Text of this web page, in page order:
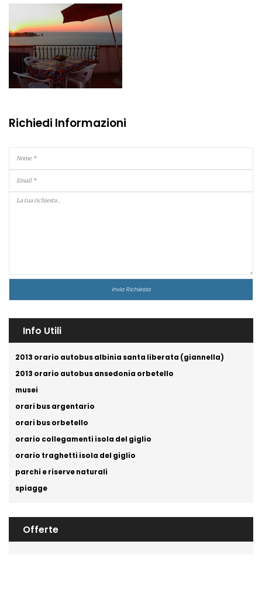
Richiedi Informazioni
Info Utili
2013 orario autobus albinia santa liberata (giannella)
2013 orario autobus ansedonia orbetello
musei
orari bus argentario
orari bus orbetello
orario collegamenti isola del giglio
orario traghetti isola del giglio
parchi e riserve naturali
spiagge
Offerte